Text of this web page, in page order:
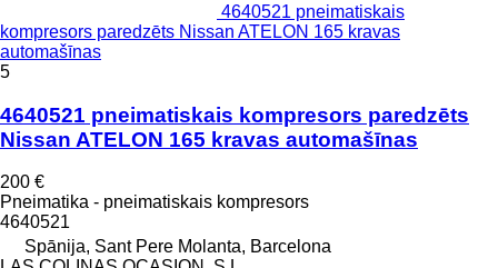
4640521 pneimatiskais
kompresors paredzēts Nissan ATELON 165 kravas
automašīnas
5
4640521 pneimatiskais kompresors paredzēts
Nissan ATELON 165 kravas automašīnas
200 €
Pneimatika - pneimatiskais kompresors
4640521
Spānija, Sant Pere Molanta, Barcelona